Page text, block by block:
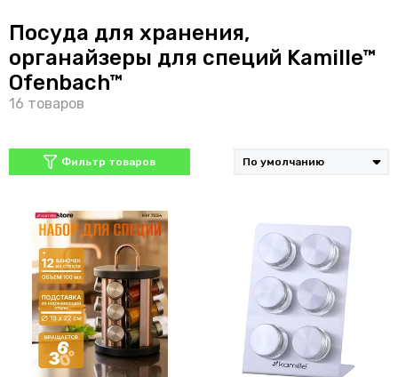
Посуда для хранения,
органайзеры для специй Kamille™
Ofenbach™
Фильтр товаров